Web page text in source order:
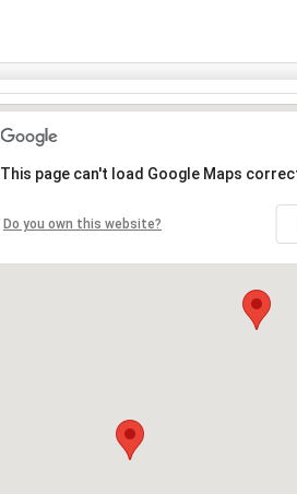
This page can't load Google Maps
Do you own this website?